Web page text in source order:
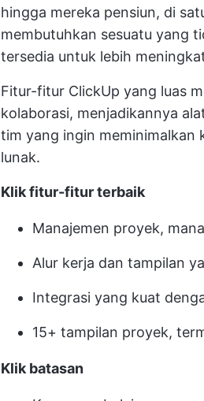
hingga mereka pensiun, di
membutuhkan sesuatu yang
tersedia untuk lebih
Fitur-fitur ClickUp yang luas
kolaborasi, menjadikannya
tim yang ingin meminimalkan
lunak.
Klik fitur-fitur terbaik
Manajemen proyek,
Alur kerja dan tampilan
Integrasi yang kuat
15+ tampilan proyek,
Klik batasan